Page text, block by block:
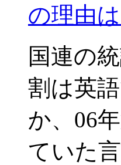
の理由
国連の
割は英
か、06
ていた